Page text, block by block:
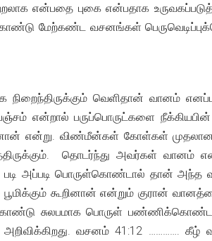
புகை என்பதாக உருவகப்படுத்தி,
மேற்கண்ட வசனங்கள்
வெளிதான் வானம்
என்றால் பருப்பொருட்களை
என்று. விண்மீன்கள் கோள்கள்
தொடர்ந்து அவர்கள் வானம்
அப்படி பொருள்கொண்டால் தான் அந்த
கூறினான் என்றும் குரான்
சுலபமாக பொருள்
வசனம் 41:12 …………. கீழ்